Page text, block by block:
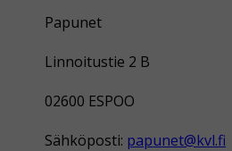
Papunet
Linnoitustie 2 B
02600 ESPOO
Sähköposti: papunet@kvl.fi